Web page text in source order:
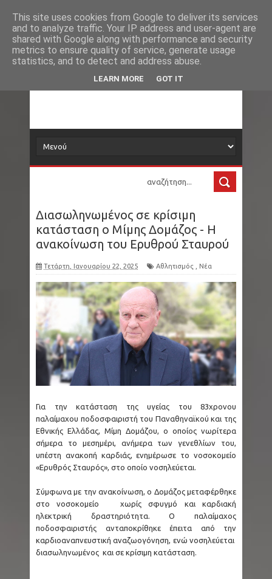
Νέα Loading...
δορυφόρος
Τα νέα όλου του κόσμου στο πιάτο σας
Διασωληνωμένος σε κρίσιμη
κατάσταση ο Μίμης Δομάζος - Η
ανακοίνωση του Ερυθρού Σταυρού
Τετάρτη, Ιανουαρίου 22, 2025 Αθλητισμός Νέα
Για την κατάσταση της υγείας του 83χρονου
παλαίμαχου ποδοσφαιριστή του Παναθηναϊκού και της
Εθνικής Ελλάδας, Μίμη Δομάζου, ο οποίος νωρίτερα
σήμερα το μεσημέρι, ανήμερα των γενεθλίων του,
υπέστη ανακοπή καρδιάς, ενημέρωσε το νοσοκομείο
«Ερυθρός Σταυρός», στο οποίο νοσηλεύεται.
Σύμφωνα με την ανακοίνωση, ο Δομάζος μεταφέρθηκε
στο νοσοκομείο χωρίς σφυγμό και καρδιακή
ηλεκτρική δραστηριότητα. Ο παλαίμαχος
ποδοσφαιριστής ανταποκρίθηκε έπειτα από την
καρδιοαναπνευστική αναζωογόνηση, ενώ νοσηλεύεται
διασωληνωμένος και σε κρίσιμη κατάσταση.
This site uses cookies from Google to deliver its services
and to analyze traffic. Your IP address and user-agent are
shared with Google along with performance and security
metrics to ensure quality of service, generate usage
statistics, and to detect and address abuse.
LEARN MORE GOT IT